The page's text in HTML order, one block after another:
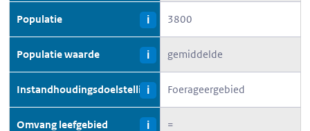
Populatie i 3800
Populatie waarde i gemiddelde
Instandhoudingsdoelstellingi Foerageergebied
Omvang leefgebied i =